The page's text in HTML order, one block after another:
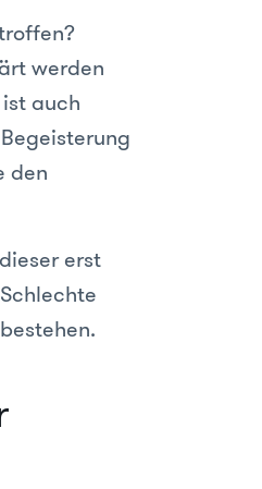
werden
auch
den
erst